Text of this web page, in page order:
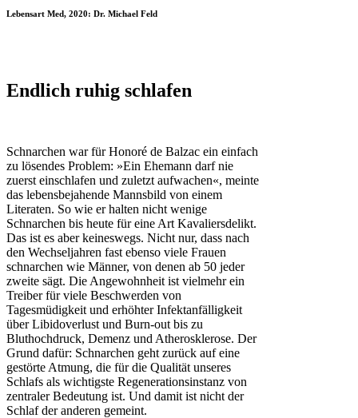
Lebensart Med, 2020: Dr. Michael Feld
Endlich ruhig schlafen
Schnarchen war für Honoré de Balzac ein einfach
zu lösendes Problem: »Ein Ehemann darf nie
zuerst einschlafen und zuletzt aufwachen«, meinte
das lebensbejahende Mannsbild von einem
Literaten. So wie er halten nicht wenige
Schnarchen bis heute für eine Art Kavaliersdelikt.
Das ist es aber keineswegs. Nicht nur, dass nach
den Wechseljahren fast ebenso viele Frauen
schnarchen wie Männer, von denen ab 50 jeder
zweite sägt. Die Angewohnheit ist vielmehr ein
Treiber für viele Beschwerden von
Tagesmüdigkeit und erhöhter Infektanfälligkeit
über Libidoverlust und Burn-out bis zu
Bluthochdruck, Demenz und Atherosklerose. Der
Grund dafür: Schnarchen geht zurück auf eine
gestörte Atmung, die für die Qualität unseres
Schlafs als wichtigste Regenerationsinstanz von
zentraler Bedeutung ist. Und damit ist nicht der
Schlaf der anderen gemeint.